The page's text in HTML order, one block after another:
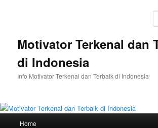
Motivator Terkenal dan
di Indonesia
Info Motivator Terkenal dan Terbaik di Indonesia
Home